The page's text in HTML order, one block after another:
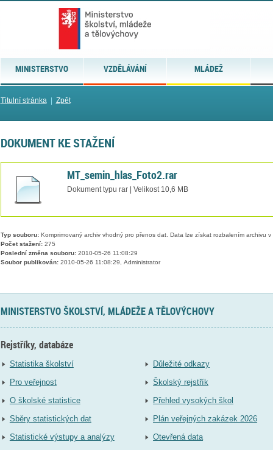
MINISTERSTVO VZDĚLÁVÁNÍ MLÁDEŽ
Titulní stránka| Zpět
DOKUMENT KE STAŽENÍ
MT_semin_hlas_Foto2.rar
Dokument typu rar | Velikost 10,6 MB
Typ souboru:Komprimovaný archiv vhodný pro přenos dat. Data lze získat rozbalením archivu
Počet stažení:275
Poslední změna souboru:2010-05-26 11:08:29
Soubor publikován:2010-05-26 11:08:29, Administrator
MINISTERSTVO ŠKOLSTVÍ, MLÁDEŽE A TĚLOVÝCHOVY
Rejstříky, databáze
Statistika školství
Pro veřejnost
O školské statistice
Sběry statistických dat
Statistické výstupy a analýzy
Důležité odkazy
Školský rejstřík
Přehled vysokých škol
Plán veřejných zakázek 2026
Otevřená data